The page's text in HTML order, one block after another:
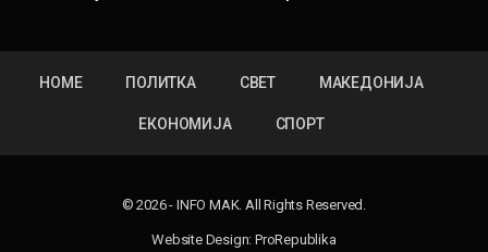
HOME ПОЛИТКА СВЕТ МАКЕДОНИЈА
ЕКОНОМИЈА СПОРТ
© 2026 - INFO MAK. All Rights Reserved.
Website Design:ProRepublika